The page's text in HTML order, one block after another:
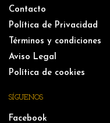
Contacto
Política de Privacidad
Términos y condiciones
Aviso Legal
Política de cookies
SÍGUENOS
Facebook